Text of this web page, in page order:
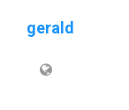
gerald